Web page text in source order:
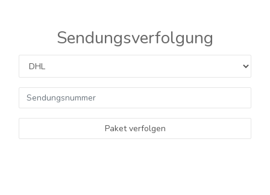
Sendungsverfolgung
Paket verfolgen